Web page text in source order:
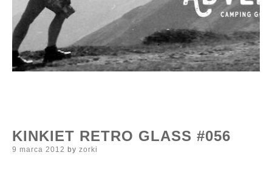
KINKIET RETRO GLASS #056
Posted
9 marca 2012 by zorki